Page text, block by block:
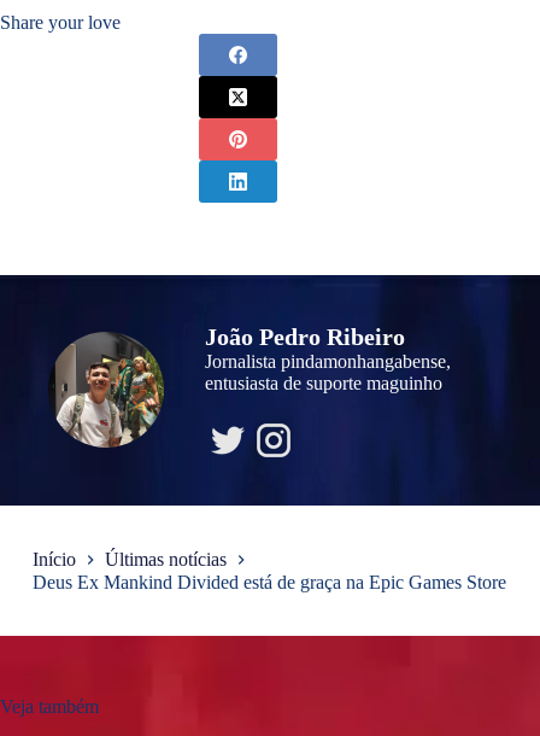
Share your love
João Pedro Ribeiro
Jornalista pindamonhangabense,
entusiasta de suporte maguinho
Início
Últimas notícias
Deus Ex Mankind Divided está de graça na Epic Games Store
Veja também